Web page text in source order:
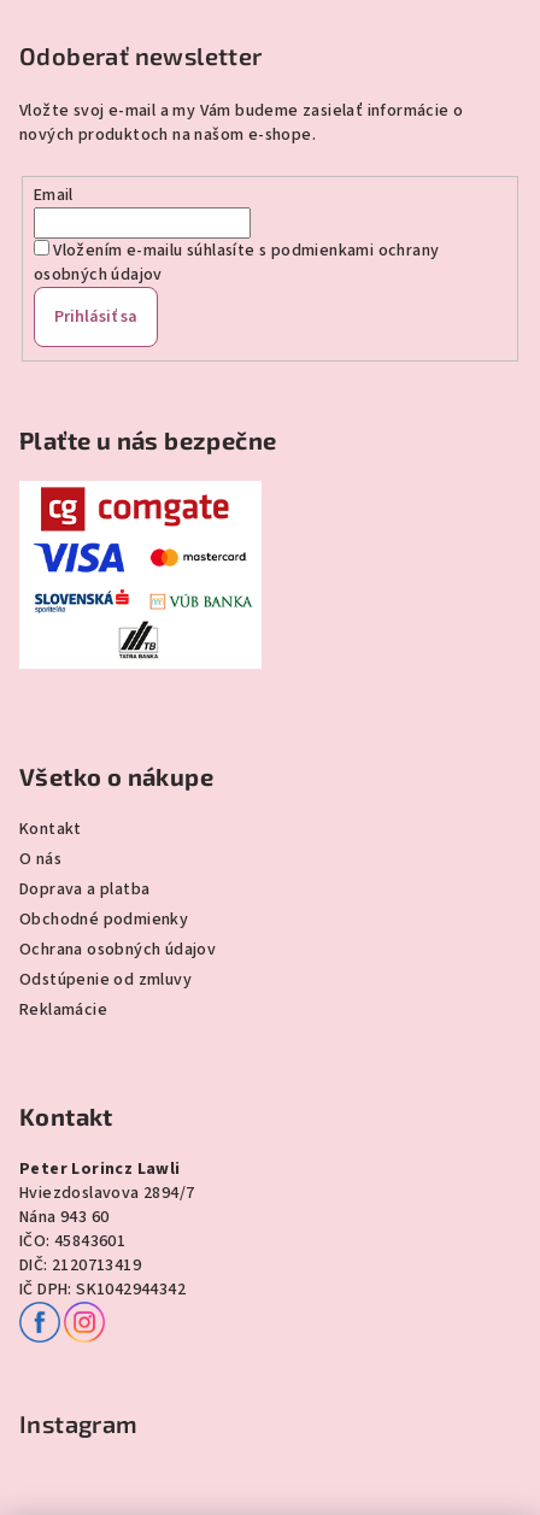
Odoberať newsletter
Vložte svoj e-mail a my Vám budeme zasielať informácie o
nových produktoch na našom e-shope.
Email
Vložením e-mailu súhlasíte s podmienkami ochrany
osobných údajov
Prihlásiť sa
Plaťte u nás bezpečne
Všetko o nákupe
Kontakt
O nás
Doprava a platba
Obchodné podmienky
Ochrana osobných údajov
Odstúpenie od zmluvy
Reklamácie
Kontakt
Peter Lorincz Lawli
Hviezdoslavova 2894/7
Nána 943 60
IČO: 45843601
DIČ: 2120713419
IČ DPH: SK1042944342
Instagram